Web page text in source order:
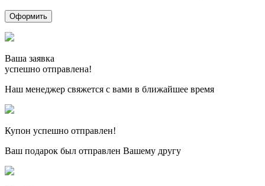
Ваша заявка
успешно отправлена!
Наш менеджер свяжется с вами в ближайшее время
Купон успешно отправлен!
Ваш подарок был отправлен Вашему другу